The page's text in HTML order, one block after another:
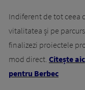
Indiferent de tot ceea
vitalitatea și pe
finalizezi proiectele
mod direct. Citește
pentru Berbec